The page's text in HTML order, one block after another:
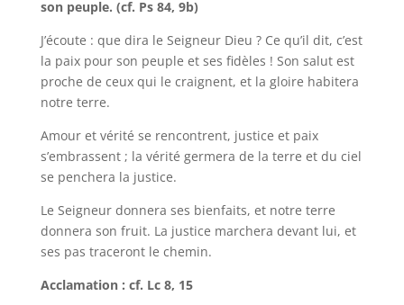
son peuple. (cf. Ps 84, 9b)
J’écoute : que dira le Seigneur Dieu ? Ce qu’il dit, c’est
la paix pour son peuple et ses fidèles ! Son salut est
proche de ceux qui le craignent, et la gloire habitera
notre terre.
Amour et vérité se rencontrent, justice et paix
s’embrassent ; la vérité germera de la terre et du ciel
se penchera la justice.
Le Seigneur donnera ses bienfaits, et notre terre
donnera son fruit. La justice marchera devant lui, et
ses pas traceront le chemin.
Acclamation : cf. Lc 8, 15